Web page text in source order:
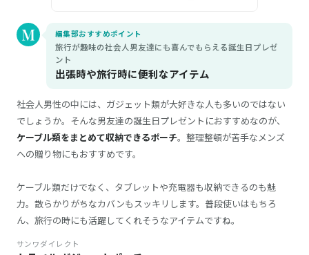
編集部おすすめポイント
旅行が趣味の社会人男友達にも喜んでもらえる誕生日プレゼ
ント
出張時や旅行時に便利なアイテム
社会人男性の中には、ガジェット類が大好きな人も多いのではない
でしょうか。そんな男友達の誕生日プレゼントにおすすめなのが、
ケーブル類をまとめて収納できるポーチ。整理整頓が苦手なメンズ
への贈り物にもおすすめです。
ケーブル類だけでなく、タブレットや充電器も収納できるのも魅
力。散らかりがちなカバンもスッキリします。普段使いはもちろ
ん、旅行の時にも活躍してくれそうなアイテムですね。
サンワダイレクト